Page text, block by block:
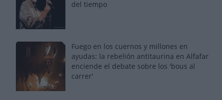
del tiempo
Fuego en los cuernos y millones en
ayudas: la rebelión antitaurina en Alfafar
enciende el debate sobre los 'bous al
carrer'